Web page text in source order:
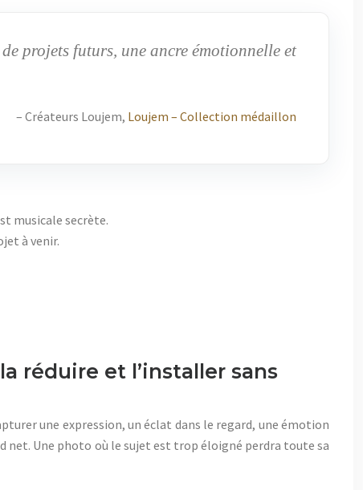
projets futurs, une ancre émotionnelle et
– Créateurs Loujem, Loujem – Collection médaillon
musicale secrète.
à venir.
réduire et l’installer sans
une expression, un éclat dans le regard, une émotion
net. Une photo où le sujet est trop éloigné perdra toute sa